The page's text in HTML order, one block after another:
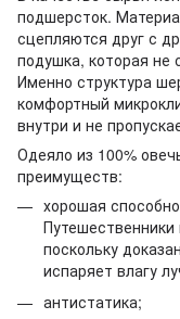
подшерсток.
сцепляются друг с
подушка, которая не
Именно структура
комфортный
внутри и не
Одеяло из 100%
преимуществ:
хорошая
поскольку
испаряет влагу
антистатика;